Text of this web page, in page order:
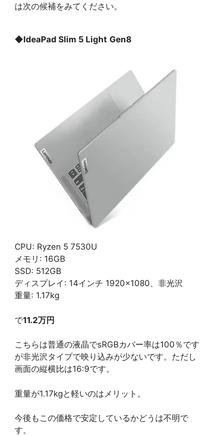
は次の候補をみてください。
◆IdeaPad Slim 5 Light Gen8
CPU: Ryzen 5 7530U
メモリ: 16GB
SSD: 512GB
ディスプレイ: 14インチ 1920×1080、非光沢
重量: 1.17kg
で11.2万円
こちらは普通の液晶でsRGBカバー率は100％です
が非光沢タイプで映り込みが少ないです。ただし
画面の縦横比は16:9です。
重量が1.17kgと軽いのはメリット。
今後もこの価格で安定しているかどうは不明で
す。